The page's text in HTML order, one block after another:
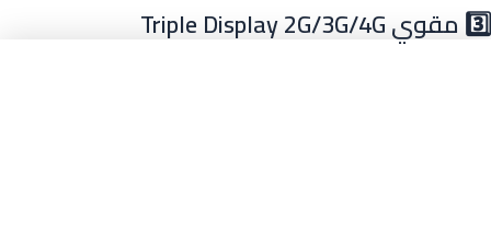
3️⃣ مقوي Triple Display 2G/3G/4G